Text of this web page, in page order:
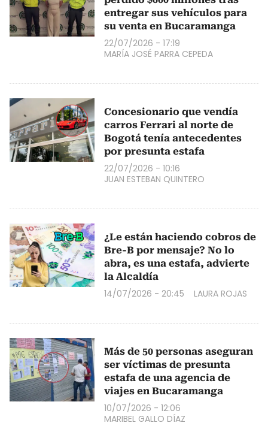
entregar sus vehículos para
su venta en Bucaramanga
22/07/2026 - 17:19
MARÍA JOSÉ PARRA CEPEDA
Concesionario que vendía
carros Ferrari al norte de
Bogotá tenía antecedentes
por presunta estafa
22/07/2026 - 10:16
JUAN ESTEBAN QUINTERO
¿Le están haciendo cobros de
Bre-B por mensaje? No lo
abra, es una estafa, advierte
la Alcaldía
14/07/2026 - 20:45 LAURA ROJAS
Más de 50 personas aseguran
ser víctimas de presunta
estafa de una agencia de
viajes en Bucaramanga
10/07/2026 - 12:06
MARIBEL GALLO DÍAZ